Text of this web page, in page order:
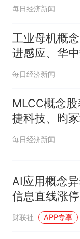
每日经济新闻
工业母机概
进感应、华
超10%
每日经济新闻
MLCC概念
捷科技、昀
每日经济新闻
AI应用概念
信息直线涨停
财联社 APP专享